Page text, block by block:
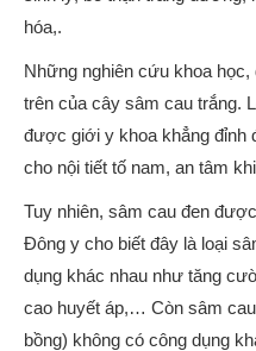
hóa,.
Những nghiên cứu khoa
trên của cây sâm cau trắng.
được giới y khoa khẳng đỉnh
cho nội tiết tố nam, an tâm
Tuy nhiên, sâm cau đen
Đông y cho biết đây là loại
dụng khác nhau như tăng
cao huyết áp,… Còn sâm
bồng) không có công dụng